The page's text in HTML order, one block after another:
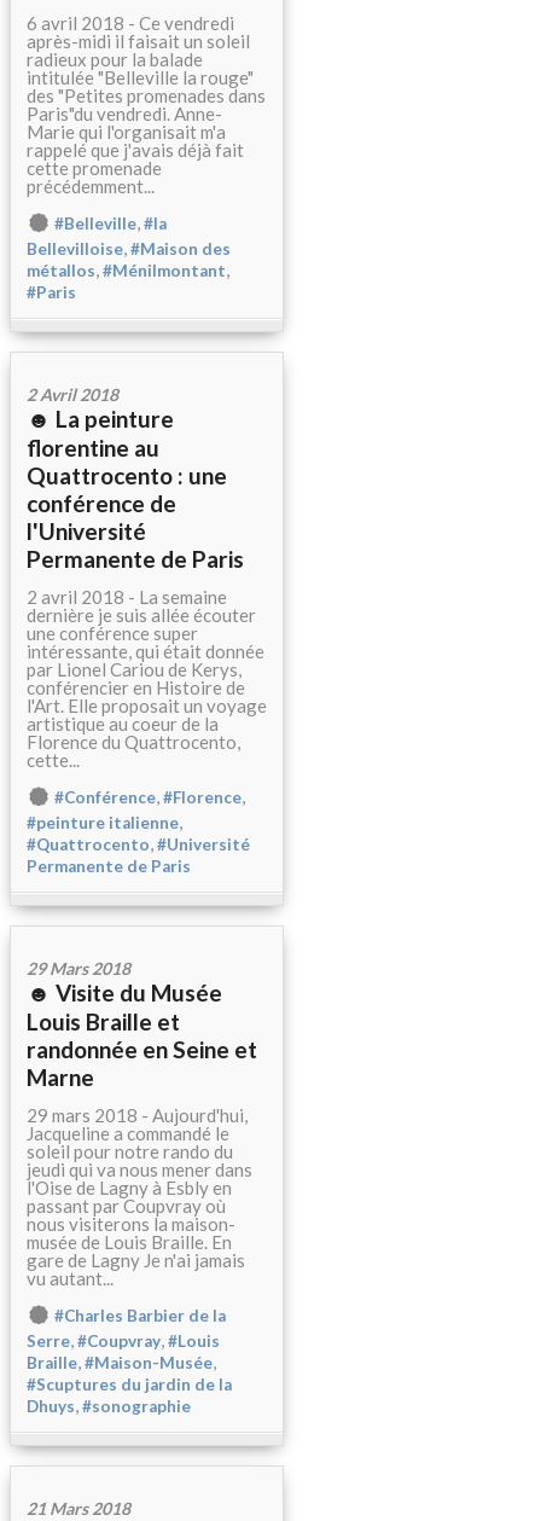
6 avril 2018 - Ce vendredi
après-midi il faisait un soleil
radieux pour la balade
intitulée "Belleville la rouge"
des "Petites promenades dans
Paris"du vendredi. Anne-
Marie qui l'organisait m'a
rappelé que j'avais déjà fait
cette promenade
précédemment...
#Belleville,#la
Bellevilloise,#Maison des
métallos,#Ménilmontant,
#Paris
2 Avril 2018
☻ La peinture
florentine au
Quattrocento : une
conférence de
l'Université
Permanente de Paris
2 avril 2018 - La semaine
dernière je suis allée écouter
une conférence super
intéressante, qui était donnée
par Lionel Cariou de Kerys,
conférencier en Histoire de
l'Art. Elle proposait un voyage
artistique au coeur de la
Florence du Quattrocento,
cette...
#Conférence,#Florence,
#peinture italienne,
#Quattrocento,#Université
Permanente de Paris
29 Mars 2018
☻ Visite du Musée
Louis Braille et
randonnée en Seine et
Marne
29 mars 2018 - Aujourd'hui,
Jacqueline a commandé le
soleil pour notre rando du
jeudi qui va nous mener dans
l'Oise de Lagny à Esbly en
passant par Coupvray où
nous visiterons la maison-
musée de Louis Braille. En
gare de Lagny Je n'ai jamais
vu autant...
#Charles Barbier de la
Serre,#Coupvray,#Louis
Braille,#Maison-Musée,
#Scuptures du jardin de la
Dhuys,#sonographie
21 Mars 2018